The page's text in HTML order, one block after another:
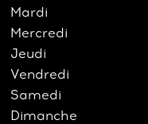
Mardi
Mercredi
Jeudi
Vendredi
Samedi
Dimanche